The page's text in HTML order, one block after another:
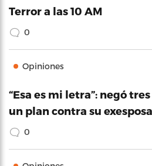
Terror a las 10 AM
0
Opiniones
“Esa es mi letra”: negó
un plan contra su
0